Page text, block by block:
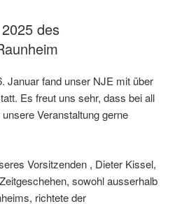
des
Januar fand unser NJE mit über
Es freut uns sehr, dass bei all
Veranstaltung gerne
Vorsitzenden , Dieter Kissel,
sowohl ausserhalb
richtete der